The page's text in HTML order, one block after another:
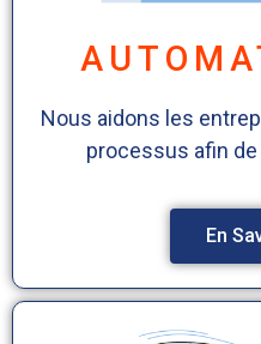
Nous aidons les
processus afin
En